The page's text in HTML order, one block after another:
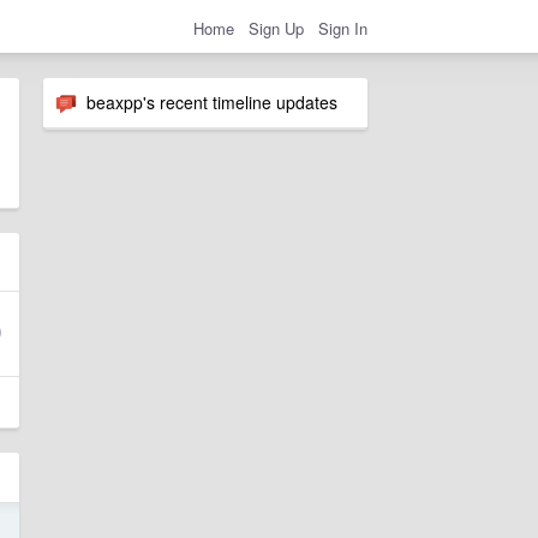
Home Sign Up Sign In
beaxpp's recent timeline updates